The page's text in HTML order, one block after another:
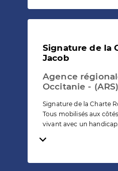
Signature de la
Jacob
Agence
Occitanie - (ARS)
Signature de la Charte
Tous mobilisés aux
vivant avec un handicap.
Temps de lecture